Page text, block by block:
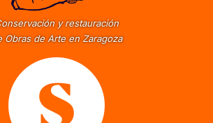
y restauración
Obras de Arte en Zaragoza